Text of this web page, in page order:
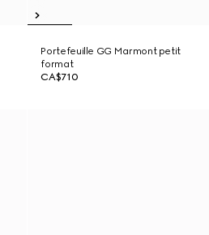
Portefeuille GG Marmont petit
format
CA$710